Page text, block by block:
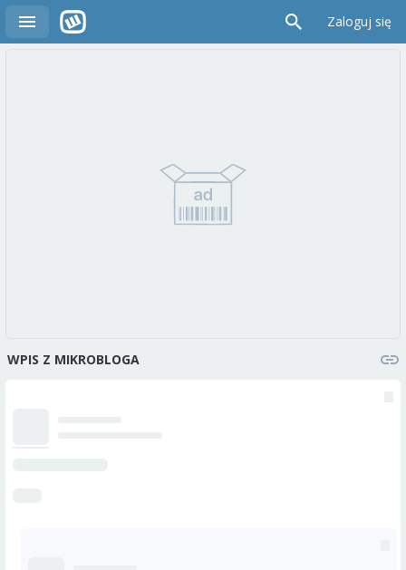
Zaloguj się
WPIS Z MIKROBLOGA